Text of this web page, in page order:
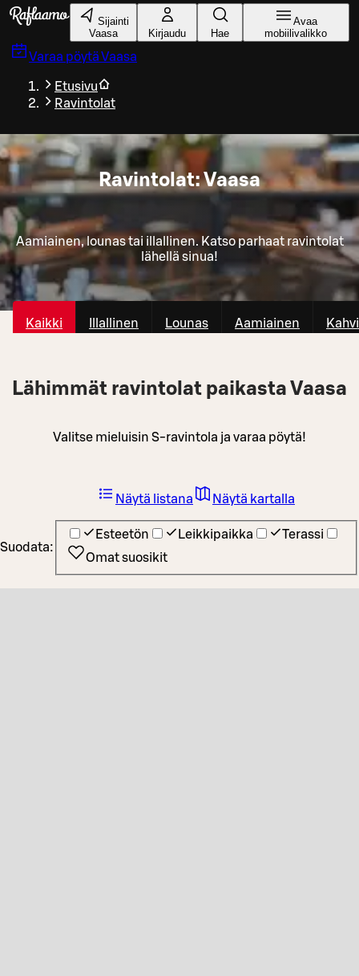
Siirry pääsisältöön
Sijainti
Vaasa
Kirjaudu Hae
Avaa
mobiilivalikko
Varaa pöytäVaasa
Etusivu
Ravintolat
Ravintolat: Vaasa
Aamiainen, lounas tai illallinen. Katso parhaat ravintolat
lähellä sinua!
Kaikki Illallinen Lounas Aamiainen
Lähimmät ravintolat paikasta Vaasa
Valitse mieluisin S-ravintola ja varaa pöytä!
Suodata:
Esteetön Leikkipaikka
Terassi
Omat suosikit
Näytä listana Näytä kartalla